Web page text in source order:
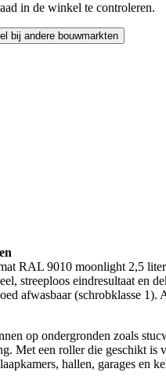
in de winkel te controleren.
bij andere bouwmarkten
RAL 9010 moonlight 2,5
streeploos eindresultaat en
afwasbaar (schrobklasse
op ondergronden zoals
Met een roller die geschikt
hallen, garages en